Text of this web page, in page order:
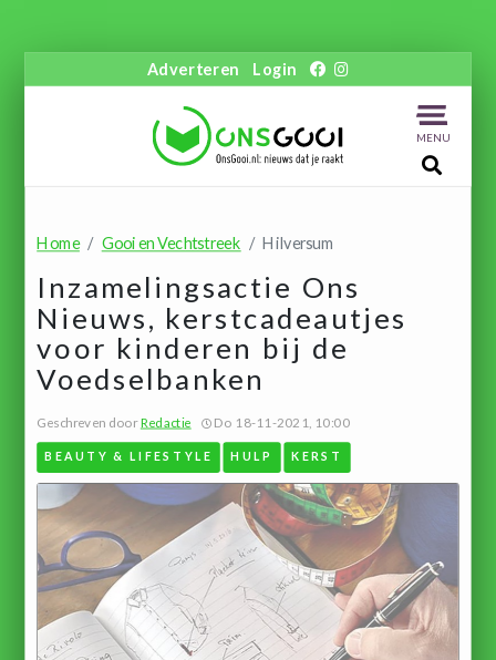
Adverteren Login
MENU
Home Gooi en Vechtstreek Hilversum
Inzamelingsactie Ons
Nieuws, kerstcadeautjes
voor kinderen bij de
Voedselbanken
Geschreven doorRedactie Do 18-11-2021, 10:00
BEAUTY & LIFESTYLE HULP KERST